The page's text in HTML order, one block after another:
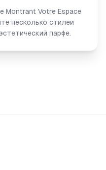
Montrant Votre Espace
несколько стилей
парфе.